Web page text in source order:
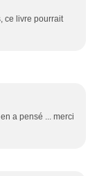
ce livre pourrait
a pensé ... merci